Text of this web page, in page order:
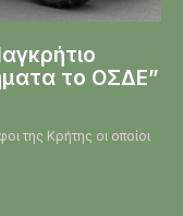
το ΟΣΔΕ”
της Κρήτης οι οποίοι